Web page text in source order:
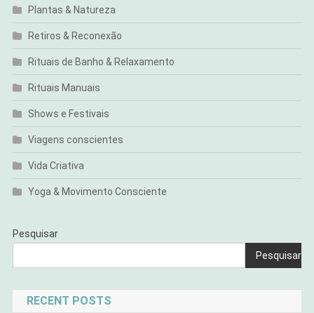
Plantas & Natureza
Retiros & Reconexão
Rituais de Banho & Relaxamento
Rituais Manuais
Shows e Festivais
Viagens conscientes
Vida Criativa
Yoga & Movimento Consciente
Pesquisar
Pesquisar
RECENT POSTS